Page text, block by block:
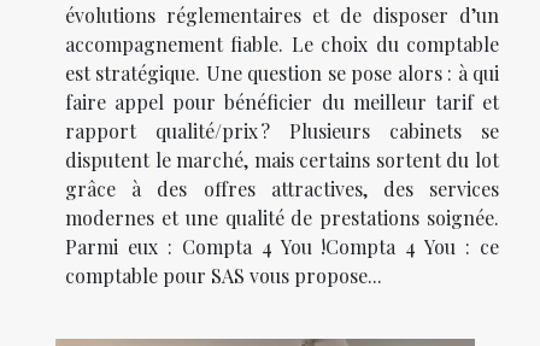
évolutions réglementaires et de disposer d’un
accompagnement fiable. Le choix du comptable
est stratégique. Une question se pose alors : à qui
faire appel pour bénéficier du meilleur tarif et
rapport qualité/prix ? Plusieurs cabinets se
disputent le marché, mais certains sortent du lot
grâce à des offres attractives, des services
modernes et une qualité de prestations soignée.
Parmi eux : Compta 4 You !Compta 4 You : ce
comptable pour SAS vous propose...